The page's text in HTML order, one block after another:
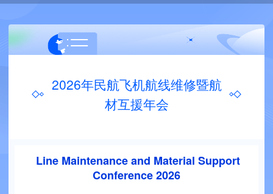
2026年民航飞机航线维修暨航
材互援年会
Line Maintenance and Material Support
Conference 2026